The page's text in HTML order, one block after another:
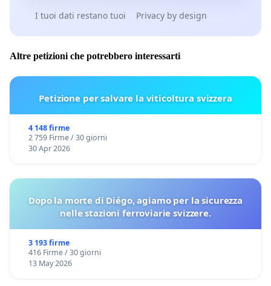
I tuoi dati restano tuoi Privacy by design
Altre petizioni che potrebbero interessarti
Petizione per salvare la viticoltura svizzera
4 148 firme
2 759 Firme / 30 giorni
30 Apr 2026
Dopo la morte di Diégo, agiamo per la sicurezza
nelle stazioni ferroviarie svizzere.
3 193 firme
416 Firme / 30 giorni
13 May 2026